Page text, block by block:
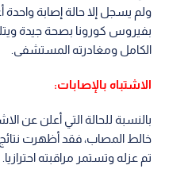
ولم يسجل إلا حالة إصابة
بفيروس كورونا بصحة جيدة
الكامل ومغادرته المستشفى.
الاشتباه بالإصابات:
بالنسبة للحالة التي أعلن عن
خالط المصاب، فقد أظهرت
تم عزله وتستمر مراقبته احترازيا.